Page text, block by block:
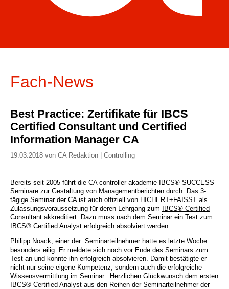
Fach-News
Best Practice: Zertifikate für IBCS
Certified Consultant und Certified
Information Manager CA
19.03.2018 von CA Redaktion | Controlling
Bereits seit 2005 führt die CA controller akademie IBCS® SUCCESS
Seminare zur Gestaltung von Managementberichten durch. Das 3-
tägige Seminar der CA ist auch offiziell von HICHERT+FAISST als
Zulassungsvoraussetzung für deren Lehrgang zum
IBCS® Certified
Consultant akkreditiert. Dazu muss nach dem Seminar ein Test zum
IBCS® Certified Analyst erfolgreich absolviert werden.
Philipp Noack, einer der Seminarteilnehmer hatte es letzte Woche
besonders eilig. Er meldete sich noch vor Ende des Seminars zum
Test an und konnte ihn erfolgreich absolvieren. Damit bestätigte er
nicht nur seine eigene Kompetenz, sondern auch die erfolgreiche
Wissensvermittlung im Seminar. Herzlichen Glückwunsch dem ersten
IBCS® Certified Analyst aus den Reihen der Seminarteilnehmer der